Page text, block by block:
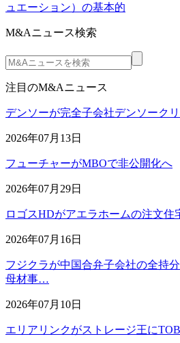
ュエーション）の基本的
M&Aニュース検索
注目のM&Aニュース
デンソーが完全子会社デンソーク
2026年07月13日
フューチャーがMBOで非公開化へ
2026年07月29日
ロゴスHDがアエラホームの注文住
2026年07月16日
フジクラが中国合弁子会社の全持
母材事…
2026年07月10日
エリアリンクがストレージ王に